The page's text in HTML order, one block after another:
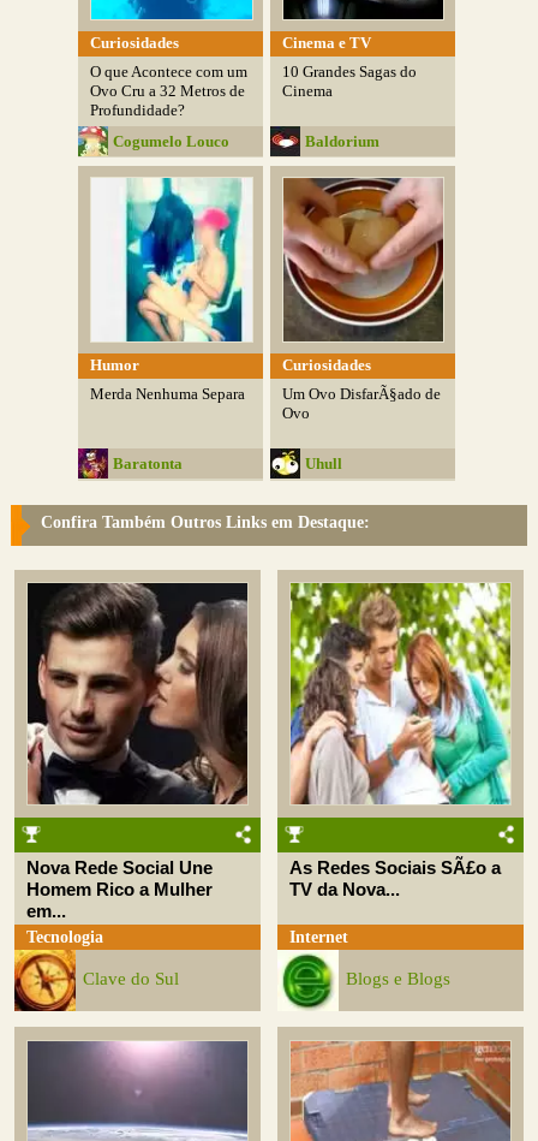
Curiosidades
O que Acontece com um
Ovo Cru a 32 Metros de
Profundidade?
Cogumelo Louco
Cinema e TV
10 Grandes Sagas do
Cinema
Baldorium
Humor
Merda Nenhuma Separa
Baratonta
Curiosidades
Um Ovo DisfarÃ§ado de
Ovo
Uhull
Confira Também Outros Links em Destaque:
Nova Rede Social Une
Homem Rico a Mulher
em...
Tecnologia
Clave do Sul
As Redes Sociais SÃ£o a
TV da Nova...
Internet
Blogs e Blogs